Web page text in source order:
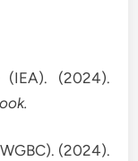
(IEA). (2024).
(2024).